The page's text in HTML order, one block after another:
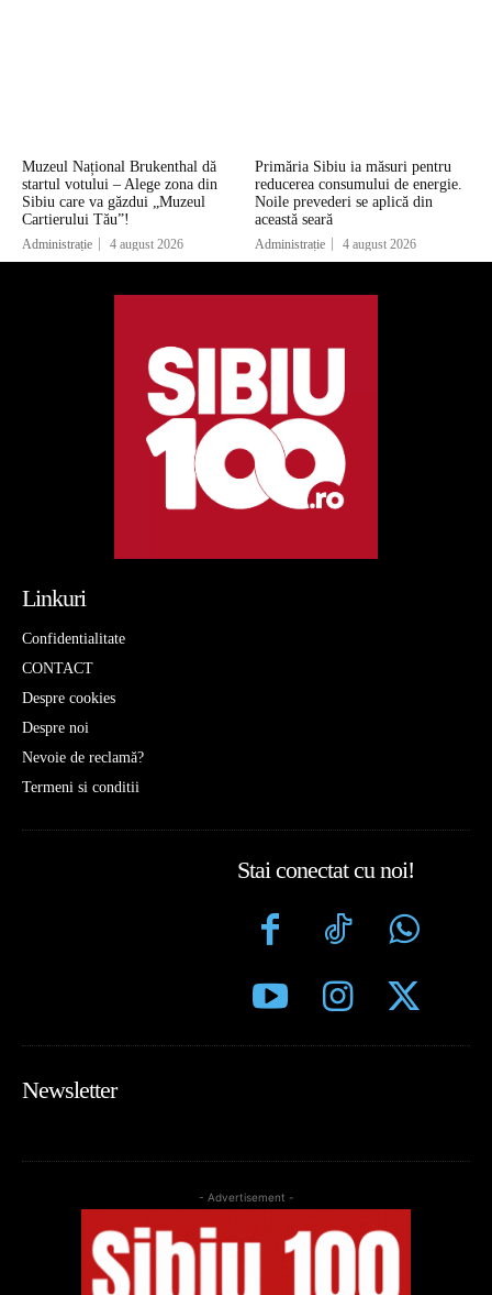
Muzeul Național Brukenthal dă
startul votului – Alege zona din
Sibiu care va găzdui „Muzeul
Cartierului Tău”!
Administrație 4 august 2026
Primăria Sibiu ia măsuri pentru
reducerea consumului de energie.
Noile prevederi se aplică din
această seară
Administrație 4 august 2026
Linkuri
Confidentialitate
CONTACT
Despre cookies
Despre noi
Nevoie de reclamă?
Termeni si conditii
Stai conectat cu noi!
Newsletter
- Advertisement -